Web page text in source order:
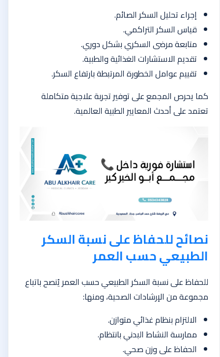
إجراء تحليل السكر الصائم.
قياس السكر التراكمي.
متابعة مرضى السكري بشكل دوري.
تقديم الاستشارات الغذائية والطبية.
تقييم عوامل الخطورة المرتبطة بارتفاع السكر.
كما يحرص المجمع على توفير تجربة علاجية متكاملة
تعتمد على أحدث المعايير الطبية العالمية.
نصائح للحفاظ على نسبة السكر
الطبيعي حسب العمر
للحفاظ على نسبة السكر الطبيعي حسب العمر يُنصح باتباع
مجموعة من الإرشادات الصحية، ومنها:
الالتزام بنظام غذائي متوازن.
ممارسة النشاط البدني بانتظام.
الحفاظ على وزن صحي.